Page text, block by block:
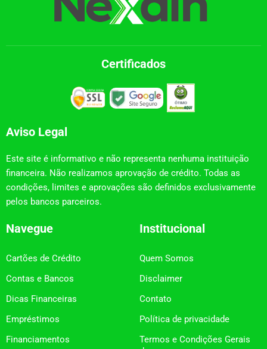
Certificados
Aviso Legal
Este site é informativo e não representa nenhuma instituição
financeira. Não realizamos aprovação de crédito. Todas as
condições, limites e aprovações são definidos exclusivamente
pelos bancos parceiros.
Navegue
Cartões de Crédito
Contas e Bancos
Dicas Financeiras
Empréstimos
Financiamentos
Institucional
Quem Somos
Disclaimer
Contato
Política de privacidade
Termos e Condições Gerais